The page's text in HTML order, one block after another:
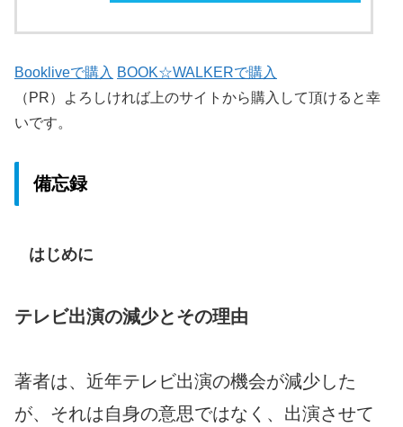
Bookliveで購入 BOOK☆WALKERで購入
（PR）よろしければ上のサイトから購入して頂けると幸
いです。
備忘録
はじめに
テレビ出演の減少とその理由
著者は、近年テレビ出演の機会が減少した
が、それは自身の意思ではなく、出演させて